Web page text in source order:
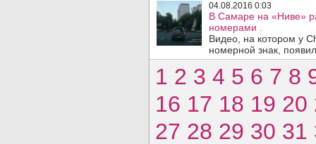
04.08.2016 0:03
В Самаре на «Ниве»
номерами .
Видео, на котором у
номерной знак,
1 2 3 4 5 6 7 8
16 17 18 19 20
27 28 29 30 31